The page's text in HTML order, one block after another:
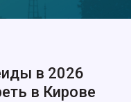
в 2026
в Кирове